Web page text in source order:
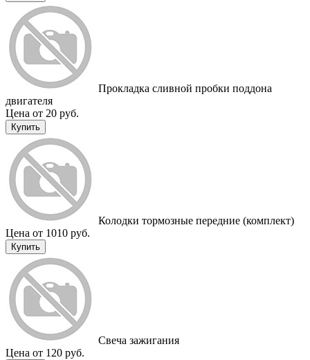
Прокладка сливной пробки поддона
двигателя
Цена от 20 руб.
Купить
Колодки тормозные передние (комплект)
Цена от 1010 руб.
Купить
Свеча зажигания
Цена от 120 руб.